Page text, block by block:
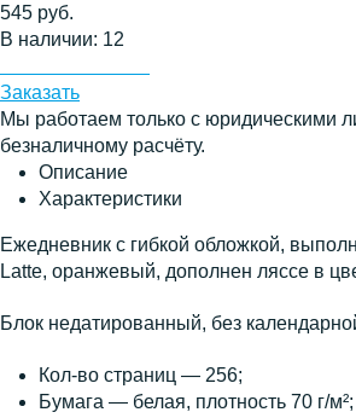
545 руб.
В наличии: 12
Заказать
Мы работаем только с юридическими
безналичному расчёту.
Описание
Характеристики
Ежедневник с гибкой обложкой,
Latte, оранжевый, дополнен ляссе в
Блок недатированный, без
Кол-во страниц — 256;
Бумага — белая, плотность 70 г/м²;